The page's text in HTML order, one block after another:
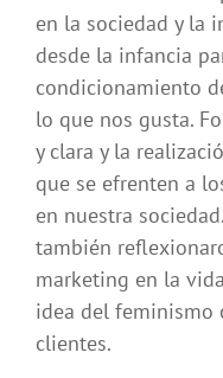
en la sociedad y la
desde la infancia
condicionamiento
lo que nos gusta.
y clara y la
que se efrenten a
en nuestra
también
marketing en la
idea del feminismo
clientes.